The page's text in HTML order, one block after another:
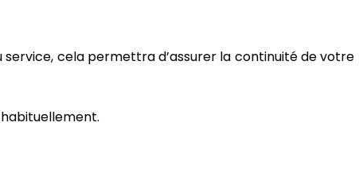
cela permettra d’assurer la continuité de votre